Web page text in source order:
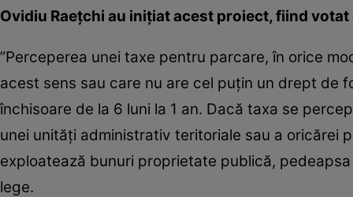
Ovidiu Raeţchi au iniţiat acest proiect, fiind
”Perceperea unei taxe pentru parcare, în orice
acest sens sau care nu are cel puţin un drept de
închisoare de la 6 luni la 1 an. Dacă taxa se
unei unităţi administrativ teritoriale sau a oricărei
exploatează bunuri proprietate publică,
lege.